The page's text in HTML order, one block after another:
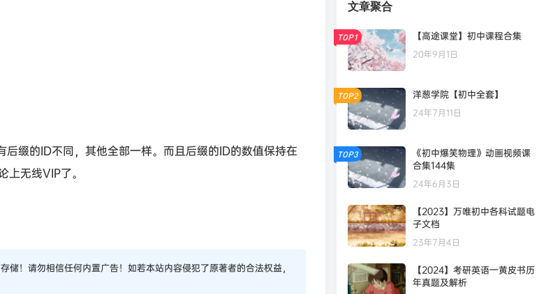
缀的ID不同，其他全部一样。而且后缀的ID的数值保持在
无线VIP了。
！请勿相信任何内置广告！如若本站内容侵犯了原著者的合法权益，
文章聚合
TOP1 【高途课堂】初中课程合集
20年9月1日
TOP2 洋葱学院【初中全套】
24年7月11日
TOP3
《初中爆笑物理》动画视频课
合集144集
24年6月3日
【2023】万唯初中各科试题电
子文档
23年7月4日
【2024】考研英语一黄皮书历
年真题及解析